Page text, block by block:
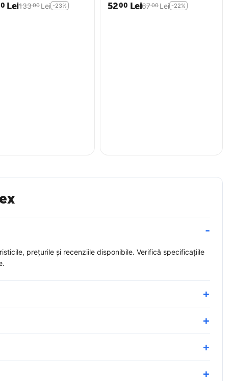
Lei13300 Lei -23% 5200 Lei6700 Lei -22%
prețurile și recenziile disponibile. Verifică specificațiile